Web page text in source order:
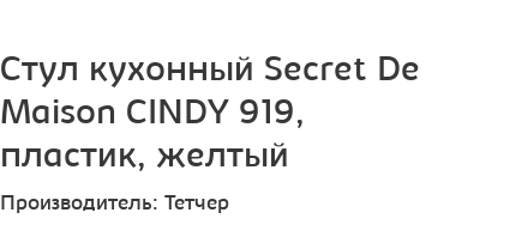
Стул кухонный Secret De
Maison CINDY 919,
пластик, желтый
Производитель: Тетчер